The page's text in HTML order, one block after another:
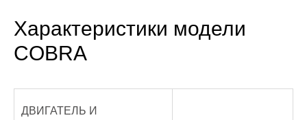
Характеристики модели
COBRA
ДВИГАТЕЛЬ И